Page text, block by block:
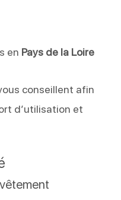
en Pays de la Loire
conseillent afin
d’utilisation et